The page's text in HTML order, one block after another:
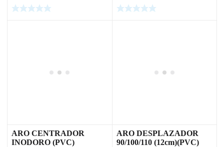
ARO CENTRADOR
INODORO (PVC)
ARO DESPLAZADOR
90/100/110 (12cm)(PVC)